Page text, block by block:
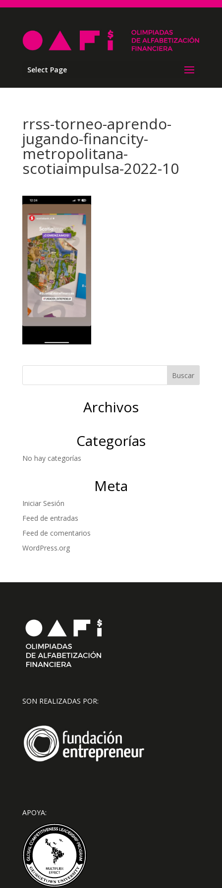
Select Page
rrss-torneo-aprendo-
jugando-financity-
metropolitana-
scotiaimpulsa-2022-10
Archivos
Categorías
No hay categorías
Meta
Iniciar Sesión
Feed de entradas
Feed de comentarios
WordPress.org
SON REALIZADAS POR:
APOYA: